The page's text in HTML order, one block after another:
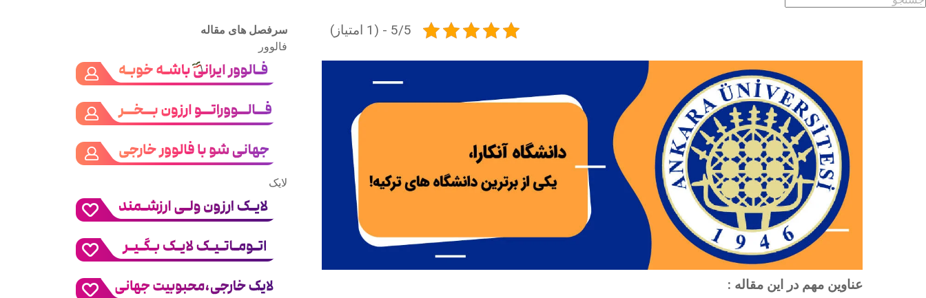
5/5 - (1 امتیاز)
عناوین مهم در این مقاله :
سرفصل های مقاله
فالوور
لایک